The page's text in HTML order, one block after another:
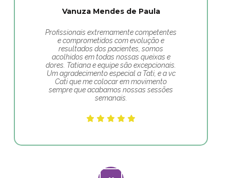
Vanuza Mendes de Paula
Profissionais extremamente competentes
e comprometidos com evolução e
resultados dos pacientes, somos
acolhidos em todas nossas queixas e
dores. Tatiana e equipe são excepcionais.
Um agradecimento especial a Tati, e a vc
Cati que me colocar em movimento
sempre que acabamos nossas sessões
semanais.